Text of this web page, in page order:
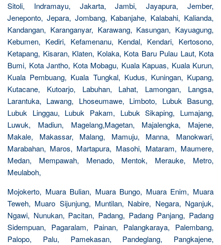
Sitoli, Indramayu, Jakarta, Jambi, Jayapura, Jember,
Jeneponto, Jepara, Jombang, Kabanjahe, Kalabahi, Kalianda,
Kandangan, Karanganyar, Karawang, Kasungan, Kayuagung,
Kebumen, Kediri, Kefamenanu, Kendal, Kendari, Kertosono,
Ketapang, Kisaran, Klaten, Kolaka, Kota Baru Pulau Laut, Kota
Bumi, Kota Jantho, Kota Mobagu, Kuala Kapuas, Kuala Kurun,
Kuala Pembuang, Kuala Tungkal, Kudus, Kuningan, Kupang,
Kutacane, Kutoarjo, Labuhan, Lahat, Lamongan, Langsa,
Larantuka, Lawang, Lhoseumawe, Limboto, Lubuk Basung,
Lubuk Linggau, Lubuk Pakam, Lubuk Sikaping, Lumajang,
Luwuk, Madiun, Magelang,Magetan, Majalengka, Majene,
Makale, Makassar, Malang, Mamuju, Manna, Manokwari,
Marabahan, Maros, Martapura, Masohi, Mataram, Maumere,
Medan, Mempawah, Menado, Mentok, Merauke, Metro,
Meulaboh,
Mojokerto, Muara Bulian, Muara Bungo, Muara Enim, Muara
Teweh, Muaro Sijunjung, Muntilan, Nabire, Negara, Nganjuk,
Ngawi, Nunukan, Pacitan, Padang, Padang Panjang, Padang
Sidempuan, Pagaralam, Painan, Palangkaraya, Palembang,
Palopo, Palu, Pamekasan, Pandeglang, Pangkajene,